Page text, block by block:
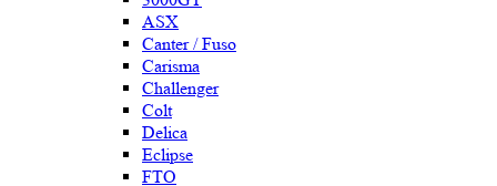
ASX
Canter / Fuso
Carisma
Challenger
Colt
Delica
Eclipse
FTO